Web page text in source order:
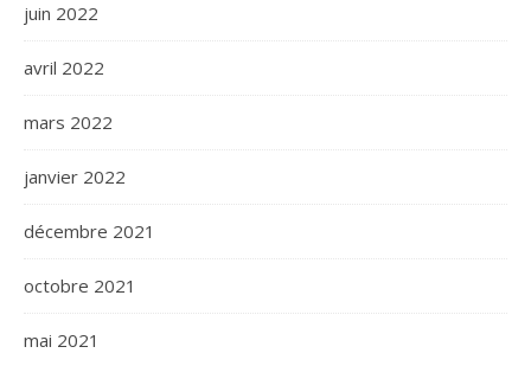
juin 2022
avril 2022
mars 2022
janvier 2022
décembre 2021
octobre 2021
mai 2021